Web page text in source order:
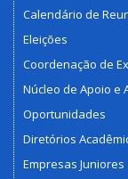
Calendário de
Eleições
Coordenação de
Núcleo de Apoio e
Oportunidades
Diretórios
Empresas Juniores